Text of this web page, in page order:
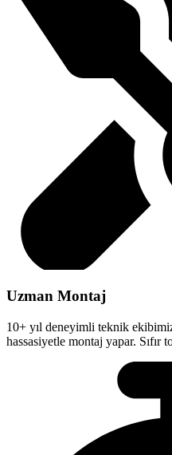
Uzman Montaj
10+ yıl deneyimli teknik
hassasiyetle montaj yapar. Sıfır